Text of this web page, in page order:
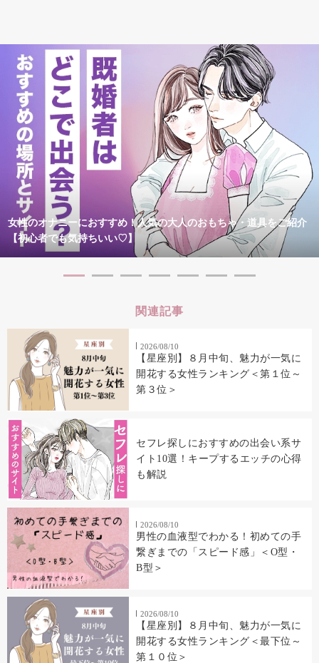
女性のオナニーにおすすめ！人気の大人のおもちゃ・道具をご紹介
【初心者でも気持ちいい♡】
関連記事
2026/08/10
【星座別】８月中旬、魅力が一気に
開花する女性ランキング＜第１位～
第３位＞
セフレ探しにおすすめの出会い系サ
イト10選！キープするエッチの心得
も解説
2026/08/10
男性の血液型でわかる！初めての手
繋ぎまでの「スピード感」＜O型・
B型＞
2026/08/10
【星座別】８月中旬、魅力が一気に
開花する女性ランキング＜最下位～
第１０位＞